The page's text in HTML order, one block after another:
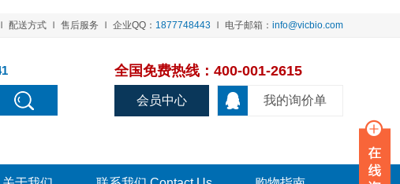
配送方式 售后服务 企业QQ： 1877748443 电子邮箱： info@vicbio.com
全国免费热线：400-001-2615
我的询价单
会员中心